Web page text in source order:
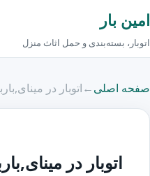
امین بار
اتوبار، بسته‌بندی و حمل اثاث منزل
صفحه اصلی←اتوبار در
اتوبار در